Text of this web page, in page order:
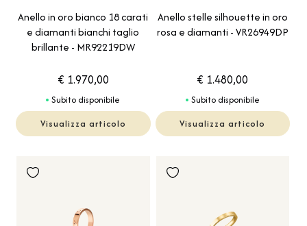
Anello in oro bianco 18 carati
e diamanti bianchi taglio
brillante - MR92219DW
€ 1.970,00
Subito disponibile
Visualizza articolo
Anello stelle silhouette in oro
rosa e diamanti - VR26949DP
€ 1.480,00
Subito disponibile
Visualizza articolo